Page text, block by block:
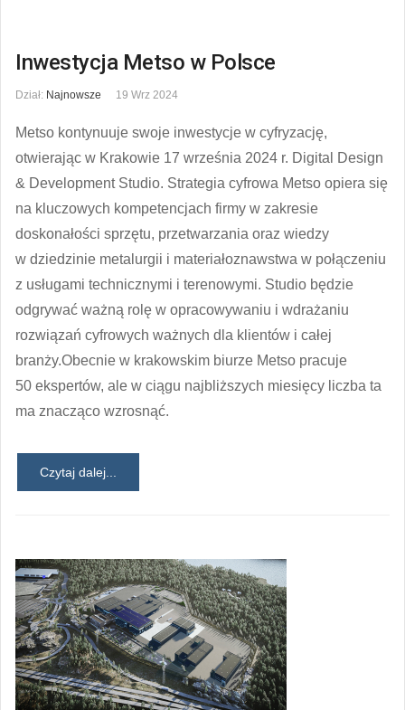
Inwestycja Metso w Polsce
Dział: Najnowsze 19 Wrz 2024
Metso kontynuuje swoje inwestycje w cyfryzację,
otwierając w Krakowie 17 września 2024 r. Digital Design
& Development Studio. Strategia cyfrowa Metso opiera się
na kluczowych kompetencjach firmy w zakresie
doskonałości sprzętu, przetwarzania oraz wiedzy
w dziedzinie metalurgii i materiałoznawstwa w połączeniu
z usługami technicznymi i terenowymi. Studio będzie
odgrywać ważną rolę w opracowywaniu i wdrażaniu
rozwiązań cyfrowych ważnych dla klientów i całej
branży.Obecnie w krakowskim biurze Metso pracuje
50 ekspertów, ale w ciągu najbliższych miesięcy liczba ta
ma znacząco wzrosnąć.
Czytaj dalej...